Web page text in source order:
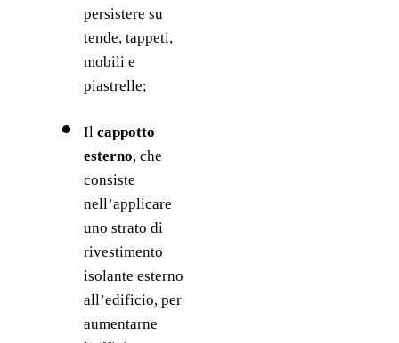
persistere su
tende, tappeti,
mobili e
piastrelle;
Il cappotto
esterno, che
consiste
nell’applicare
uno strato di
rivestimento
isolante esterno
all’edificio, per
aumentarne